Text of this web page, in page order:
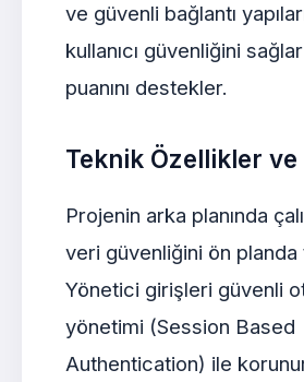
ve güvenli bağlantı
kullanıcı güvenliğini
puanını destekler.
Teknik Özellikler
Projenin arka planında
veri güvenliğini ön planda
Yönetici girişleri güvenli
yönetimi (Session Based
Authentication) ile